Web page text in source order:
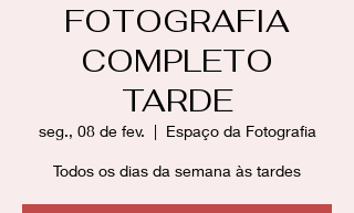
FOTOGRAFIA
COMPLETO
TARDE
seg., 08 de fev.
  |
Espaço da Fotografia
Todos os dias da semana às tardes